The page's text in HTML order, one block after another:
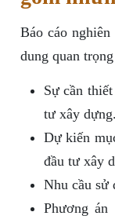
Báo cáo
dung quan
Sự cần
tư xây dựng.
Dự kiến
đầu tư xây
Nhu cầu sử
Phương